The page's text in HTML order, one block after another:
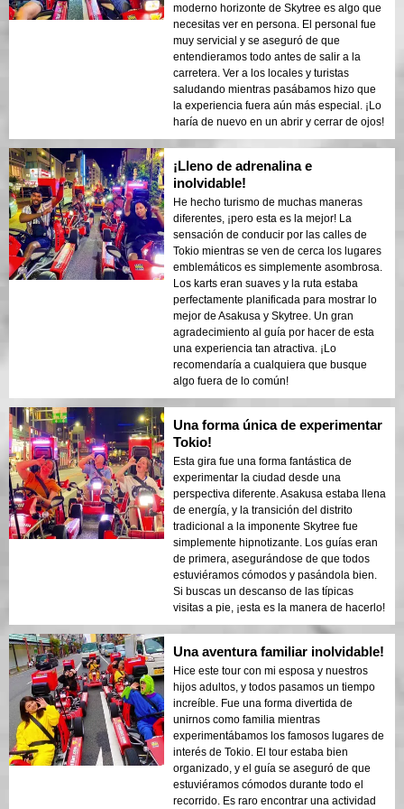
moderno horizonte de Skytree es algo que
necesitas ver en persona. El personal fue
muy servicial y se aseguró de que
entendieramos todo antes de salir a la
carretera. Ver a los locales y turistas
saludando mientras pasábamos hizo que
la experiencia fuera aún más especial. ¡Lo
haría de nuevo en un abrir y cerrar de ojos!
¡Lleno de adrenalina e
inolvidable!
He hecho turismo de muchas maneras
diferentes, ¡pero esta es la mejor! La
sensación de conducir por las calles de
Tokio mientras se ven de cerca los lugares
emblemáticos es simplemente asombrosa.
Los karts eran suaves y la ruta estaba
perfectamente planificada para mostrar lo
mejor de Asakusa y Skytree. Un gran
agradecimiento al guía por hacer de esta
una experiencia tan atractiva. ¡Lo
recomendaría a cualquiera que busque
algo fuera de lo común!
Una forma única de experimentar
Tokio!
Esta gira fue una forma fantástica de
experimentar la ciudad desde una
perspectiva diferente. Asakusa estaba llena
de energía, y la transición del distrito
tradicional a la imponente Skytree fue
simplemente hipnotizante. Los guías eran
de primera, asegurándose de que todos
estuviéramos cómodos y pasándola bien.
Si buscas un descanso de las típicas
visitas a pie, ¡esta es la manera de hacerlo!
Una aventura familiar inolvidable!
Hice este tour con mi esposa y nuestros
hijos adultos, y todos pasamos un tiempo
increíble. Fue una forma divertida de
unirnos como familia mientras
experimentábamos los famosos lugares de
interés de Tokio. El tour estaba bien
organizado, y el guía se aseguró de que
estuviéramos cómodos durante todo el
recorrido. Es raro encontrar una actividad